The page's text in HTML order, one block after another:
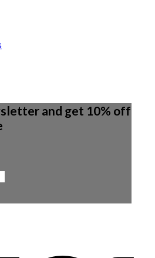
and get 10% off